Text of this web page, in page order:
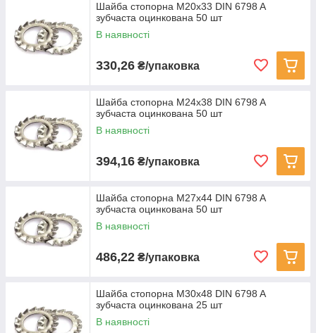
Шайба стопорна M20x33 DIN 6798 A
зубчаста оцинкована 50 шт
В наявності
330,26 ₴/упаковка
Шайба стопорна M24x38 DIN 6798 A
зубчаста оцинкована 50 шт
В наявності
394,16 ₴/упаковка
Шайба стопорна M27x44 DIN 6798 A
зубчаста оцинкована 50 шт
В наявності
486,22 ₴/упаковка
Шайба стопорна M30x48 DIN 6798 A
зубчаста оцинкована 25 шт
В наявності